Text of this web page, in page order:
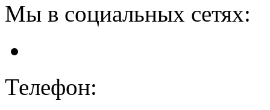
Мы в социальных сетях:
Телефон: